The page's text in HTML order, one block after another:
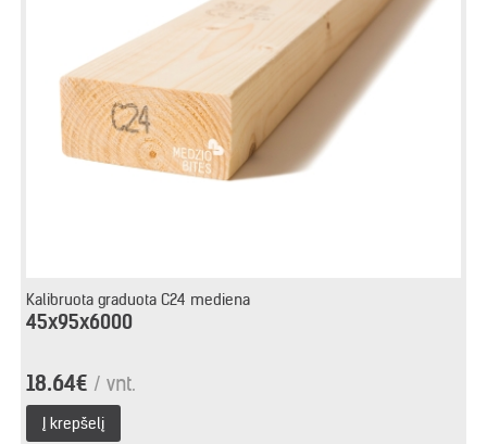
Kalibruota graduota C24 mediena
45x95x6000
18.64€ / vnt.
Į krepšelį